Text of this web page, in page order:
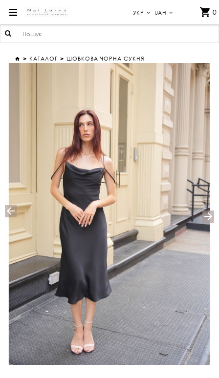
УКР UAH 0
КАТАЛОГ ШОВКОВА ЧОРНА СУКНЯ
ЧОРНА ШОВКОВА СУКНЯ-КОМБІНАЦІЯ МІДІ З ПЕРЛАМИ — 100% ШОВК